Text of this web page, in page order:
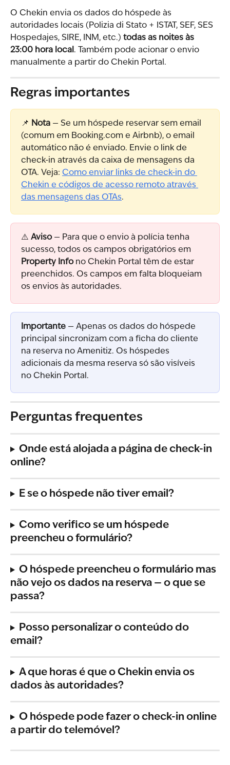
O Chekin envia os dados do hóspede às
autoridades locais (Polizia di Stato + ISTAT, SEF, SES
Hospedajes, SIRE, INM, etc.) todas as noites às
23:00 hora local . Também pode acionar o envio
manualmente a partir do Chekin Portal.
Regras importantes
📌 Nota — Se um hóspede reservar sem email
(comum em Booking.com e Airbnb), o email
automático não é enviado. Envie o link de
check-in através da caixa de mensagens da
OTA. Veja: Como enviar links de check-in do
Chekin e códigos de acesso remoto através
das mensagens das OTAs.
⚠️ Aviso — Para que o envio à polícia tenha
sucesso, todos os campos obrigatórios em
Property Info no Chekin Portal têm de estar
preenchidos. Os campos em falta bloqueiam
os envios às autoridades.
Importante — Apenas os dados do hóspede
principal sincronizam com a ficha do cliente
na reserva no Amenitiz. Os hóspedes
adicionais da mesma reserva só são visíveis
no Chekin Portal.
Perguntas frequentes
Onde está alojada a página de check-in
online?
E se o hóspede não tiver email?
Como verifico se um hóspede
preencheu o formulário?
O hóspede preencheu o formulário mas
não vejo os dados na reserva — o que se
passa?
Posso personalizar o conteúdo do
email?
A que horas é que o Chekin envia os
dados às autoridades?
O hóspede pode fazer o check-in online
a partir do telemóvel?